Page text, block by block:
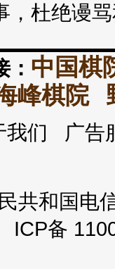
，杜绝谩
中国棋
峰棋院
我们 广
民共和国
ICP备